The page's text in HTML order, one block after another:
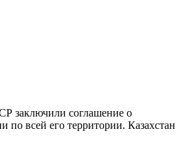
заключили соглашение о
по всей его территории. Казахстан